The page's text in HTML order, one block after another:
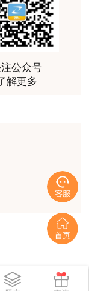
耐心，答疑的
公众号
解更多